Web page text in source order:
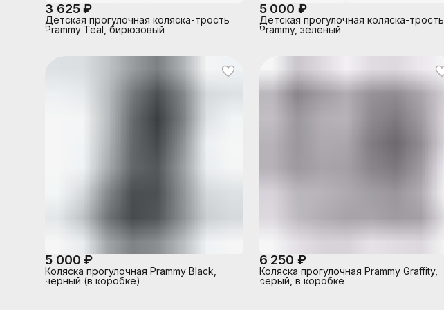
3 625 ₽
Детская прогулочная коляска-трость
Prammy Teal, бирюзовый
5 000 ₽
Детская прогулочная коляска-трость
Prammy, зеленый
5 000 ₽
Коляска прогулочная Prammy Black,
черный (в коробке)
6 250 ₽
Коляска прогулочная Prammy Graffity,
серый, в коробке